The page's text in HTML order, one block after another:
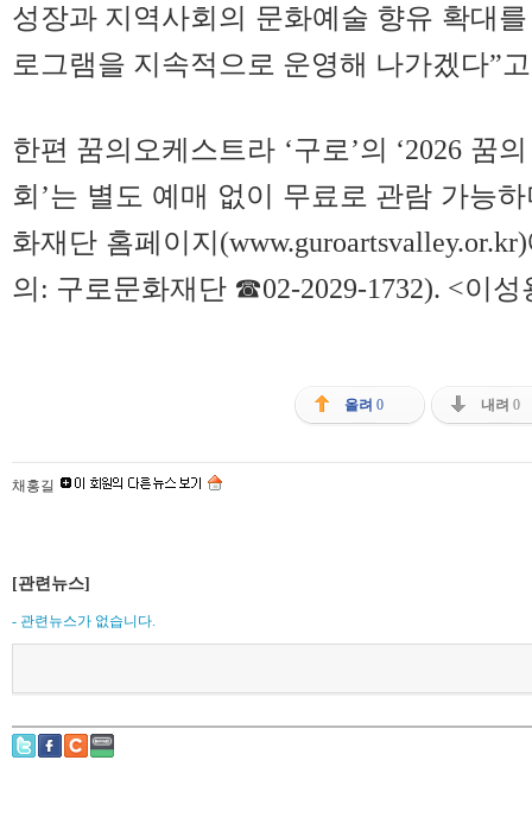
성장과 지역사회의 문화예술 향유 확대
로그램을 지속적으로 운영해 나가겠다”
한편 꿈의오케스트라 ‘구로’의 ‘2026 꿈
회’는 별도 예매 없이 무료로 관람 가능
화재단 홈페이지
의: 구로문화재단 ☎02-2029-1732). <이성
올려 0 내려 0
채홍길
[관련뉴스]
- 관련뉴스가 없습니다.